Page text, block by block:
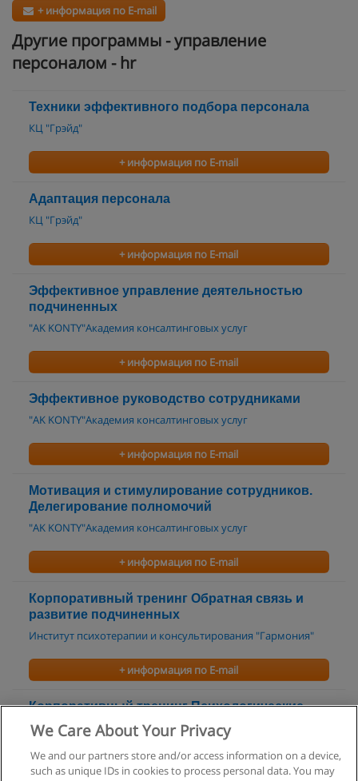
+ информация по E-mail
Другие программы - управление
персоналом - hr
Техники эффективного подбора персонала
КЦ "Грэйд"
+ информация по E-mail
Адаптация персонала
КЦ "Грэйд"
+ информация по E-mail
Эффективное управление деятельностью
подчиненных
"AK KONTY"Академия консалтинговых услуг
+ информация по E-mail
Эффективное руководство сотрудниками
"AK KONTY"Академия консалтинговых услуг
+ информация по E-mail
Мотивация и стимулирование сотрудников.
Делегирование полномочий
"AK KONTY"Академия консалтинговых услуг
+ информация по E-mail
Корпоративный тренинг Обратная связь и
развитие подчиненных
Институт психотерапии и консультирования "Гармония"
+ информация по E-mail
Корпоративный тренинг Психологические
аспекты руководства новым коллективом
Институт психотерапии и консультирования "Гармония"
+ информация по E-mail
We Care About Your Privacy
We and our partners store and/or access information on a device,
such as unique IDs in cookies to process personal data. You may